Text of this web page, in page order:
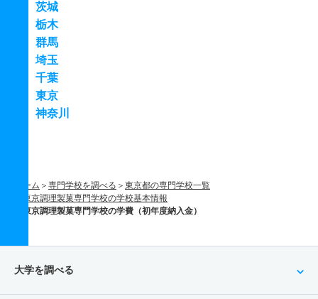
茨城
栃木
群馬
埼玉
千葉
東京
神奈川
ホーム 専門学校を調べる
東京都の専門学校一覧
東京調理製菓専門学校の学校基本情報
東京調理製菓専門学校の学費（初年度納入金）
大学を調べる